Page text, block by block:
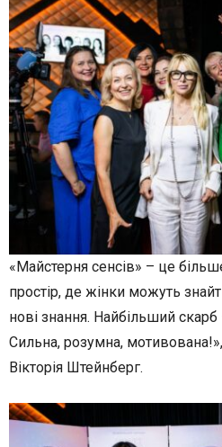
«Майстерня сенсів» – це
простір, де жінки можуть
нові знання. Найбільший
Сильна, розумна,
Вікторія Штейнберг.